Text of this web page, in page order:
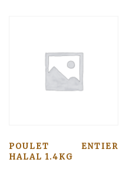
POULET ENTIER
HALAL 1.4KG